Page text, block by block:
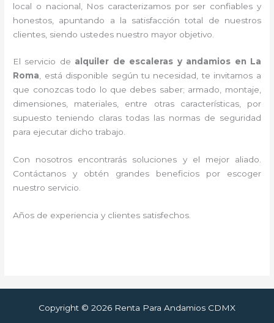
local o nacional, Nos caracterizamos por ser confiables y
honestos, apuntando a la satisfacción total de nuestros
clientes, siendo ustedes nuestro mayor objetivo.
El servicio de alquiler de escaleras y andamios en La
Roma, está disponible según tu necesidad, te invitamos a
que conozcas todo lo que debes saber; armado, montaje,
dimensiones, materiales, entre otras características, por
supuesto teniendo claras todas las normas de seguridad
para ejecutar dicho trabajo.
Con nosotros encontrarás soluciones y el mejor aliado.
Contáctanos y obtén grandes beneficios por escoger
nuestro servicio.
Años de experiencia y clientes satisfechos.
Copyright © 2026 Renta Para Andamios CDMX